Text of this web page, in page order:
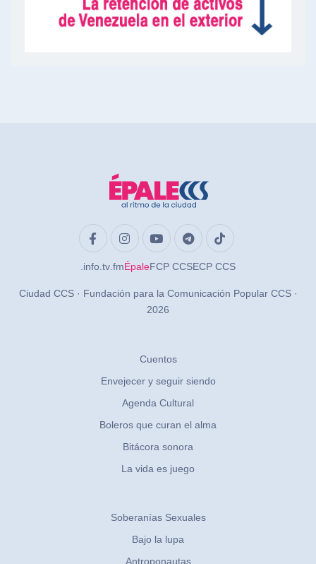
.info .tv .fmÉpaleFCP CCSECP CCS
Ciudad CCS · Fundación para la Comunicación Popular CCS ·
2026
Cuentos
Envejecer y seguir siendo
Agenda Cultural
Boleros que curan el alma
Bitácora sonora
La vida es juego
Soberanías Sexuales
Bajo la lupa
Antroponautas